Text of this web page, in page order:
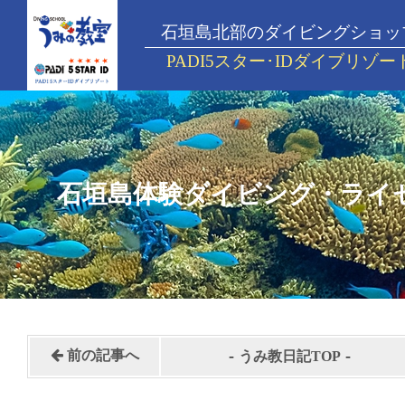
石垣島北部のダイビングショッ
PADI5スター･IDダイブリゾー
石垣島体験ダイビング・ライ
前の記事へ - うみ教日記TOP -